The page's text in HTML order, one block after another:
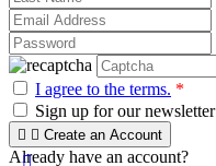

I agree to the terms. *
Sign up for our newsletter
  Create an Account
Already have an account?